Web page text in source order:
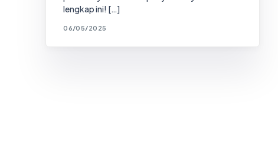
lengkap ini! […]
06/05/2025